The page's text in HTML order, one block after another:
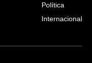
Política
Internacional